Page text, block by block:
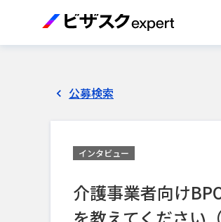
公募検索
インタビュー
介護事業者向け